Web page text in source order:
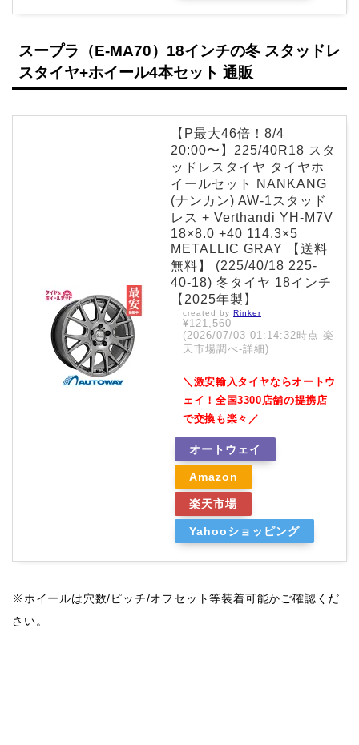
スープラ（E-MA70）18インチの冬 スタッドレ
スタイヤ+ホイール4本セット 通販
【P最大46倍！8/4
20:00〜】225/40R18 スタ
ッドレスタイヤ タイヤホ
イールセット NANKANG
(ナンカン) AW-1スタッド
レス + Verthandi YH-M7V
18×8.0 +40 114.3×5
METALLIC GRAY 【送料
無料】 (225/40/18 225-
40-18) 冬タイヤ 18インチ
【2025年製】
created by Rinker
¥121,560
(2026/07/03 01:14:32時点 楽
天市場調べ-詳細)
＼激安輸入タイヤならオートウ
ェイ！全国3300店舗の提携店
で交換も楽々／
オートウェイ
Amazon
楽天市場
Yahooショッピング
※ホイールは穴数/ピッチ/オフセット等装着可能かご確認くだ
さい。